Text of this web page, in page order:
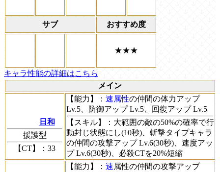
サブ おすすめ度
★★★
キャラ性能の詳細はこちら
メイン
日和
援護型
【CT】
：33
【能力】 ： 速属性の仲間の体力アップ
Lv.5、防御アップ Lv.5、回復アップ Lv.5
【スキル】
：大範囲の敵の50%の確率で行
動封じ状態にし(10秒)、斬撃タイプキャラ
の仲間の攻撃アップ Lv.6(30秒)、速度アッ
プ Lv.6(30秒)、必殺CTを20%短縮
【能力】 ： 速属性の仲間の攻撃アップ